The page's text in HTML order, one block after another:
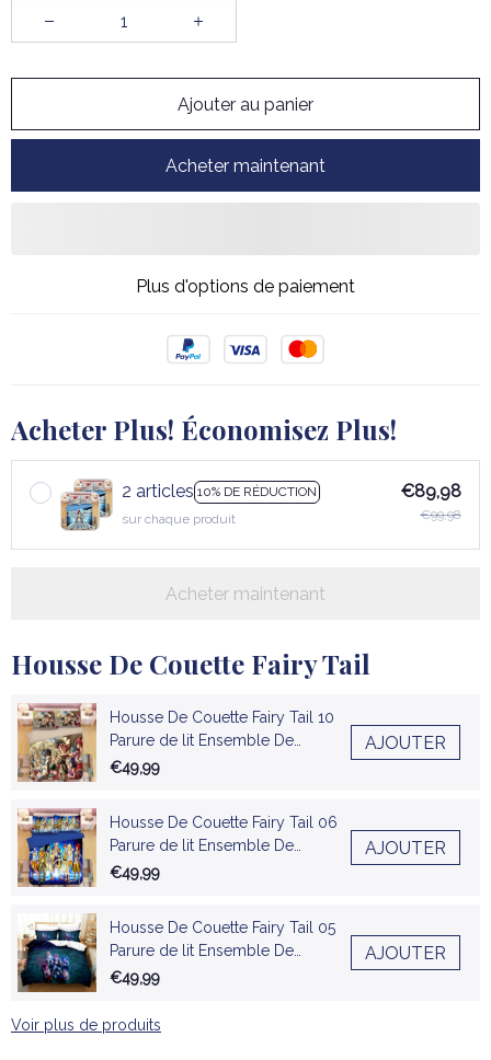
Ajouter au panier
Acheter maintenant
Plus d'options de paiement
Acheter Plus! Économisez Plus!
2 articles 10% DE RÉDUCTION
sur chaque produit
€89,98
€99,98
Acheter maintenant
Housse De Couette Fairy Tail
Housse De Couette Fairy Tail 10
Parure de lit Ensemble De
Literie
€49,99
AJOUTER
Housse De Couette Fairy Tail 06
Parure de lit Ensemble De
Literie
€49,99
AJOUTER
Housse De Couette Fairy Tail 05
Parure de lit Ensemble De
Literie
€49,99
AJOUTER
Voir plus de produits